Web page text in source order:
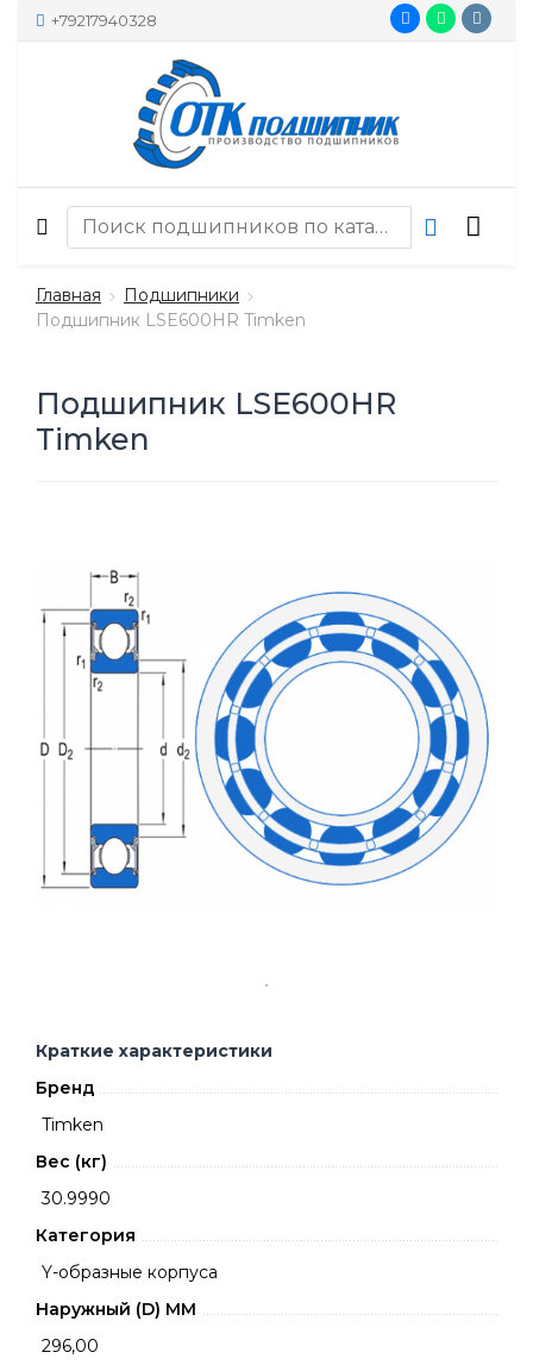
+79217940328
Главная
Подшипники
Подшипник LSE600HR Timken
Подшипник LSE600HR
Timken
Краткие характеристики
Бренд
Timken
Вес (кг)
30.9990
Категория
Y-образные корпуса
Наружный (D) ММ
296,00